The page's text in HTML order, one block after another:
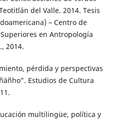
del Valle. 2014. Tesis
– Centro de
en Antropología
2014.
pérdida y perspectivas
Estudios de Cultura
multilingüe, política y